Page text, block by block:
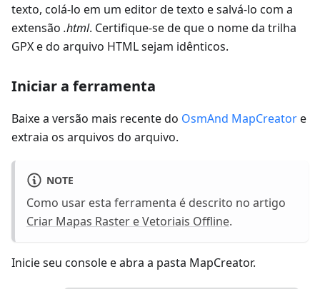
texto, colá-lo em um editor de texto e salvá-lo com a
extensão .html. Certifique-se de que o nome da trilha
GPX e do arquivo HTML sejam idênticos.
Iniciar a ferramenta
Baixe a versão mais recente do OsmAnd MapCreatore
extraia os arquivos do arquivo.
NOTE
Como usar esta ferramenta é descrito no artigo
Criar Mapas Raster e Vetoriais Offline.
Inicie seu console e abra a pasta MapCreator.